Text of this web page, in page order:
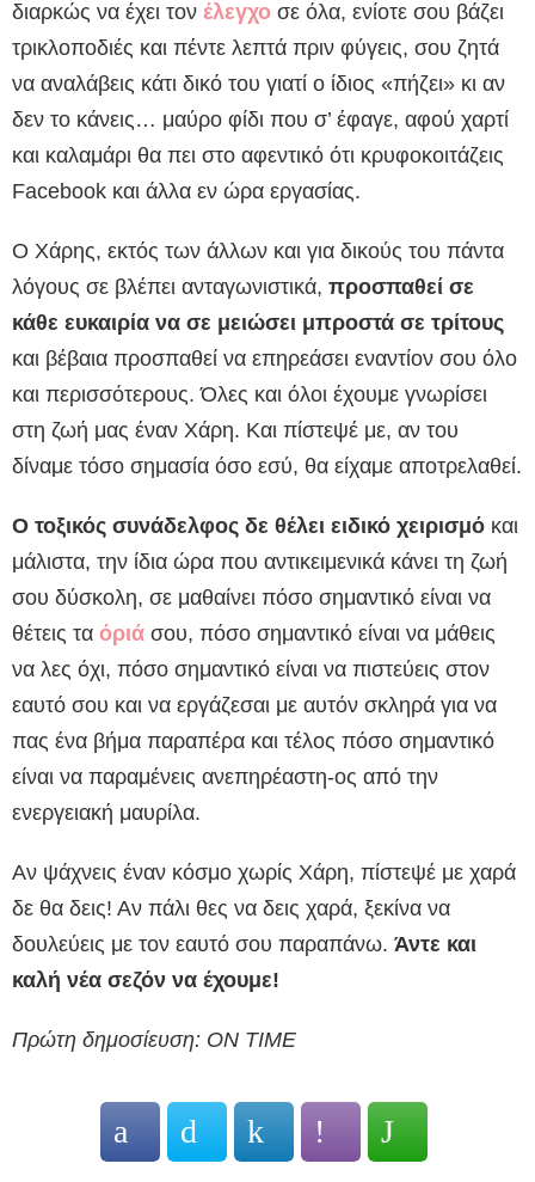
διαρκώς να έχει τον έλεγχο σε όλα, ενίοτε σου βάζει
τρικλοποδιές και πέντε λεπτά πριν φύγεις, σου ζητά
να αναλάβεις κάτι δικό του γιατί ο ίδιος «πήζει» κι αν
δεν το κάνεις… μαύρο φίδι που σ’ έφαγε, αφού χαρτί
και καλαμάρι θα πει στο αφεντικό ότι κρυφοκοιτάζεις
Facebook και άλλα εν ώρα εργασίας.
Ο Χάρης, εκτός των άλλων και για δικούς του πάντα
λόγους σε βλέπει ανταγωνιστικά, προσπαθεί σε
κάθε ευκαιρία να σε μειώσει μπροστά σε τρίτους
και βέβαια προσπαθεί να επηρεάσει εναντίον σου όλο
και περισσότερους. Όλες και όλοι έχουμε γνωρίσει
στη ζωή μας έναν Χάρη. Και πίστεψέ με, αν του
δίναμε τόσο σημασία όσο εσύ, θα είχαμε αποτρελαθεί.
Ο τοξικός συνάδελφος δε θέλει ειδικό χειρισμό και
μάλιστα, την ίδια ώρα που αντικειμενικά κάνει τη ζωή
σου δύσκολη, σε μαθαίνει πόσο σημαντικό είναι να
θέτεις τα όριά σου, πόσο σημαντικό είναι να μάθεις
να λες όχι, πόσο σημαντικό είναι να πιστεύεις στον
εαυτό σου και να εργάζεσαι με αυτόν σκληρά για να
πας ένα βήμα παραπέρα και τέλος πόσο σημαντικό
είναι να παραμένεις ανεπηρέαστη-ος από την
ενεργειακή μαυρίλα.
Αν ψάχνεις έναν κόσμο χωρίς Χάρη, πίστεψέ με χαρά
δε θα δεις! Αν πάλι θες να δεις χαρά, ξεκίνα να
δουλεύεις με τον εαυτό σου παραπάνω. Άντε και
καλή νέα σεζόν να έχουμε!
Πρώτη δημοσίευση: ON TIME